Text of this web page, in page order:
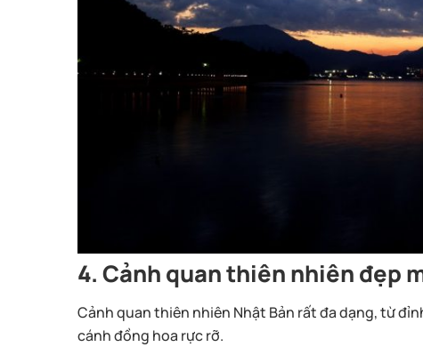
4. Cảnh quan thiên nhiên đẹp
Cảnh quan thiên nhiên Nhật Bản rất đa dạng, từ
cánh đồng hoa rực rỡ.